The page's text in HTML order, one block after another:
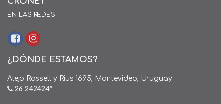
EN LAS REDES
¿DÓNDE ESTAMOS?
Alejo Rossell y Rius 1695, Montevideo, Uruguay
26 242424*